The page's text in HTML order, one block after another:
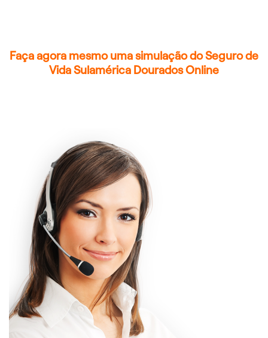
Faça agora mesmo uma simulação do Seguro de
Vida Sulamérica Dourados Online